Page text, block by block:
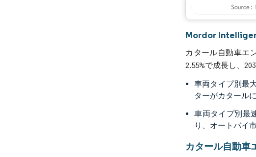
Mordor
カタール自動車エ
2.55%で成長し、
車両タイプ別最
ターがカタール
車両タイプ別最
り、オートバイ
カタール自動車